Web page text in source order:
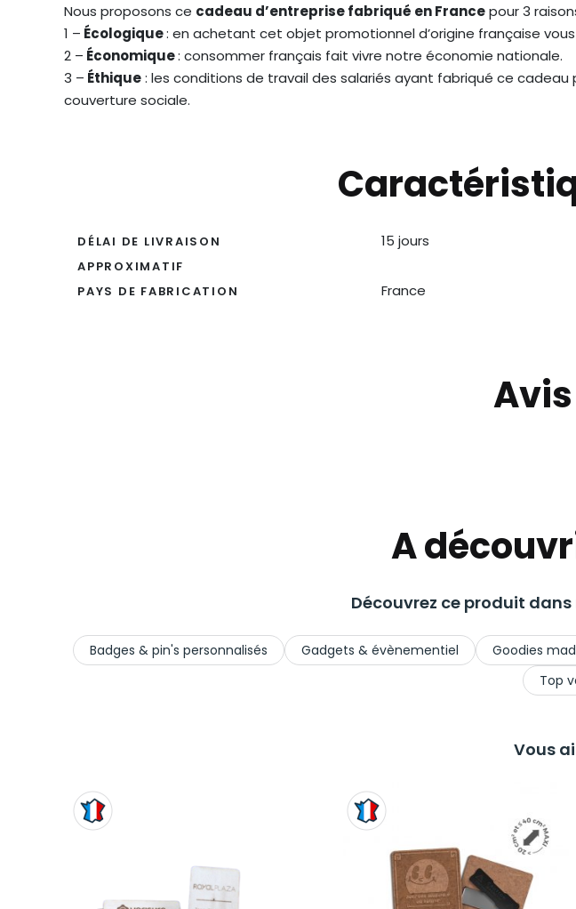
Nous proposons ce cadeau d’entreprise fabriqué en Francepour 3
1 – Écologique: en achetant cet objet promotionnel d’origine française
2 – Économique: consommer français fait vivre notre économie nationale.
3 – Éthique: les conditions de travail des salariés ayant fabriqué ce
couverture sociale.
DÉLAI DE LIVRAISON
APPROXIMATIF
15 jours
PAYS DE FABRICATION France
A
Découvrez ce produit
Badges & pin's personnalisés Gadgets & évènementiel Goodies
Top
Vous